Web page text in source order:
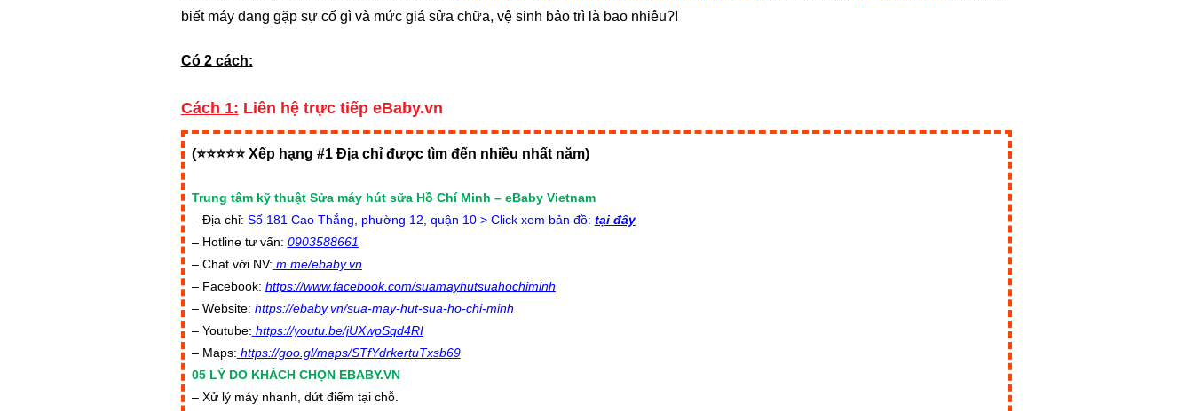
biết máy đang gặp sự cố gì và mức giá sửa chữa, vệ sinh bảo trì là bao nhiêu?!
Có 2 cách:
Cách 1: Liên hệ trực tiếp eBaby.vn
(⭐⭐⭐⭐⭐ Xếp hạng #1 Địa chỉ được tìm đến nhiều nhất năm)
Trung tâm kỹ thuật Sửa máy hút sữa Hồ Chí Minh – eBaby Vietnam
– Địa chỉ: Số 181 Cao Thắng, phường 12, quận 10 > Click xem bản đồ: tại đây
– Hotline tư vấn: 0903588661
– Chat với NV: m.me/ebaby.vn
– Facebook: https://www.facebook.com/suamayhutsuahochiminh
– Website: https://ebaby.vn/sua-may-hut-sua-ho-chi-minh
– Youtube: https://youtu.be/jUXwpSqd4RI
– Maps: https://goo.gl/maps/STfYdrkertuTxsb69
05 LÝ DO KHÁCH CHỌN EBABY.VN
– Xử lý máy nhanh, dứt điểm tại chỗ.